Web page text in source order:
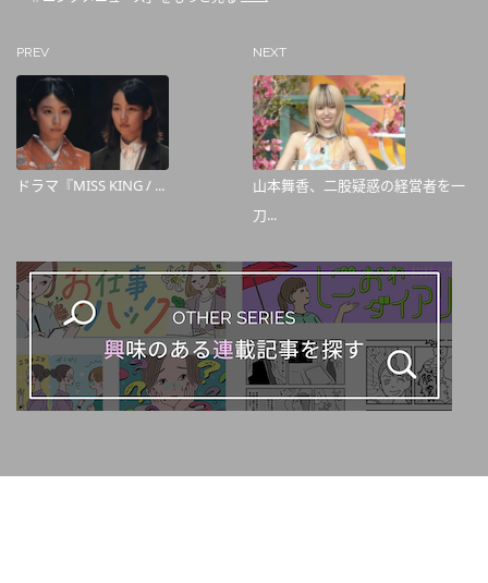
PREV
ドラマ『MISS KING / ...
NEXT
山本舞香、二股疑惑の経営者を一
刀...